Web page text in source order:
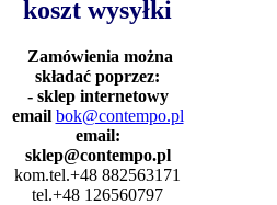
koszt wysyłki
Zamówienia można
składać poprzez:
- sklep internetowy
email bok@contempo.pl
email:
sklep@contempo.pl
kom.tel.+48 882563171
tel.+48 126560797